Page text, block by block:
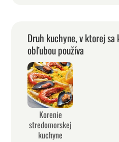
Druh kuchyne, v ktorej
obľubou používa
Korenie
stredomorskej
kuchyne